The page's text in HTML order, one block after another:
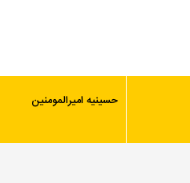
حسینیه امیرالمومنین